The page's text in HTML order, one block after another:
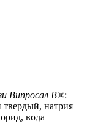
Випросал В®:
твердый, натрия
вода